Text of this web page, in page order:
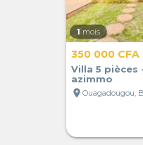
1 mois
350 000 CFA
Villa 5 pièces
azimmo
location_on Ouagadougou,